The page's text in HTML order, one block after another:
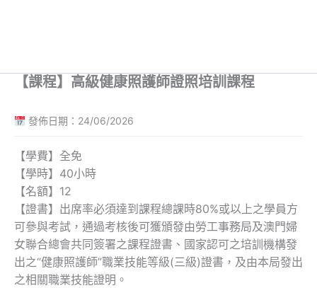
【課程】高級健康照護師證照培訓課程
發佈日期：24/06/2026
【學費】全免
【學時】40小時
【名額】12
【證書】出席率必須達到課程總課時80%或以上之學員方
可參與考試，通過考核後可獲頒發由勞工事務局及澳門婦
女聯合總會共同簽署之課程證書、國家認可之培訓機構發
出之“健康照護師”職業技能等級(三級)證書，及由本局發出
之相關職業技能證明。